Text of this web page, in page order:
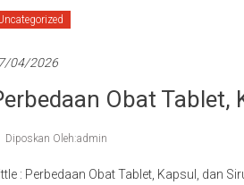
04/2026
Obat Tablet,
Diposkan Oleh:admin
: Perbedaan Obat Tablet, Kapsul, dan